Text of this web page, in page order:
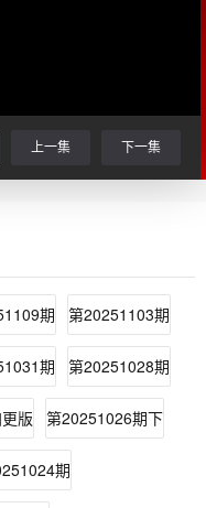
上一集 下一集
期 第20251103期
期 第20251028期
版 第20251026期下
期